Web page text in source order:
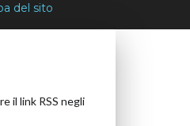
del sito
il link RSS negli